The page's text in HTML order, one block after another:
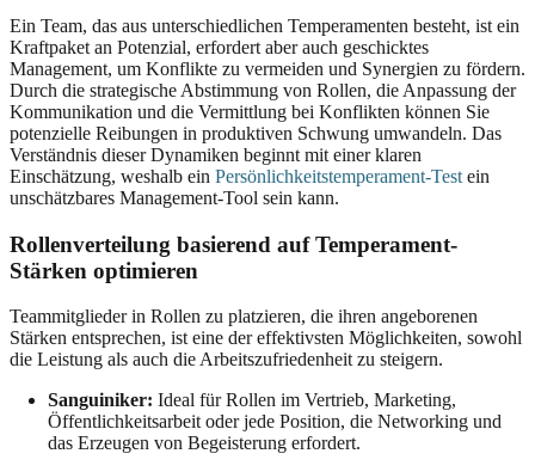
Ein Team, das aus unterschiedlichen Temperamenten besteht, ist ein
Kraftpaket an Potenzial, erfordert aber auch geschicktes
Management, um Konflikte zu vermeiden und Synergien zu fördern.
Durch die strategische Abstimmung von Rollen, die Anpassung der
Kommunikation und die Vermittlung bei Konflikten können Sie
potenzielle Reibungen in produktiven Schwung umwandeln. Das
Verständnis dieser Dynamiken beginnt mit einer klaren
Einschätzung, weshalb ein Persönlichkeitstemperament-Test ein
unschätzbares Management-Tool sein kann.
Rollenverteilung basierend auf Temperament-
Stärken optimieren
Teammitglieder in Rollen zu platzieren, die ihren angeborenen
Stärken entsprechen, ist eine der effektivsten Möglichkeiten, sowohl
die Leistung als auch die Arbeitszufriedenheit zu steigern.
Sanguiniker: Ideal für Rollen im Vertrieb, Marketing,
Öffentlichkeitsarbeit oder jede Position, die Networking und
das Erzeugen von Begeisterung erfordert.